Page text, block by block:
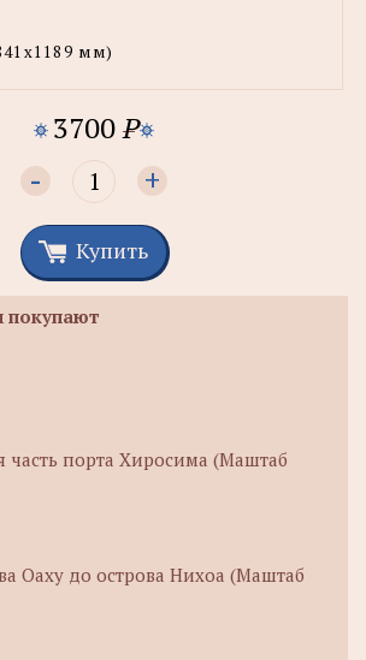
мм)
3700P
- +
Купить
покупают
часть порта Хиросима (Маштаб
Оаху до острова Нихоа (Маштаб